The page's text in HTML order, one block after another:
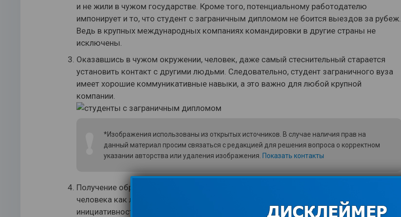
и не жили в чужом государстве. Кроме того, потенциальному работодателю
импонирует и то, что студент с заграничным дипломом не боится выездов за рубеж.
Ведь в крупных международных компаниях командировки в другие страны не
исключены.
Оказавшись в чужом окружении, человек, даже самый стеснительный старается
установить контакт с другими людьми. Следовательно, студент заграничного вуза
имеет хорошие коммуникативные навыки, а это важно для любой крупной
компании.
*Изображения использованы из открытых источников. В случае наличия прав на
данный материал просим связаться с редакцией для решения вопроса о корректном
указании авторства или удаления изображения. Показать контакты
Получение образования за рубежом подтверждает и наличие таких навыков у
человека как лидерство, устойчивость перед трудностями и преградами,
инициативность. Все-таки для того, чтобы решиться на шаг переехать и учиться в